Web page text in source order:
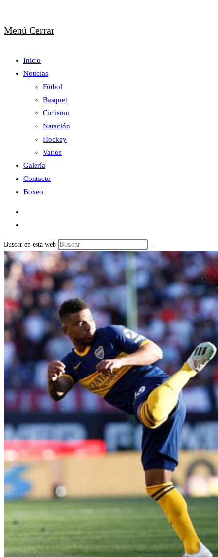
Menú Cerrar
Inicio
Noticias
Fútbol
Basquet
Ciclismo
Natación
Hockey
Varios
Galería
Contacto
Boxeo
Buscar en esta web